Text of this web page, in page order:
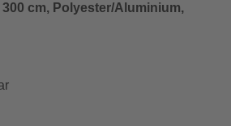
cm, Polyester/Aluminium,